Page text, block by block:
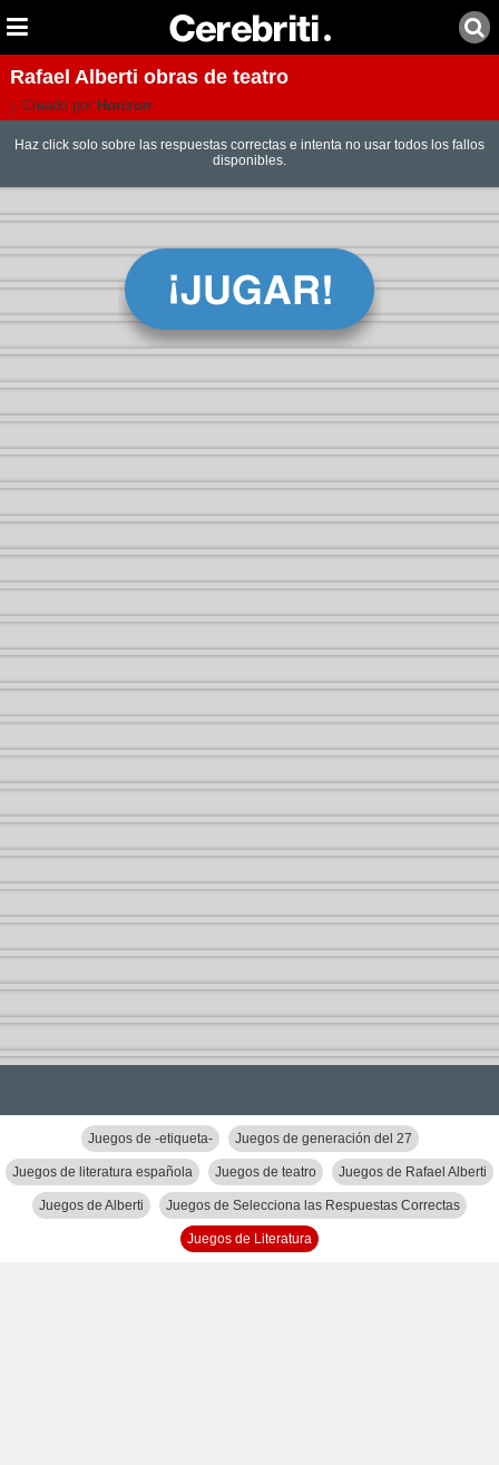
Rafael Alberti obras de teatro
Creado por: Horizon
Haz click solo sobre las respuestas correctas e intenta no usar todos los fallos
disponibles.
Juegos de -etiqueta- Juegos de generación del 27
Juegos de literatura española Juegos de teatro Juegos de Rafael Alberti
Juegos de Alberti Juegos de Selecciona las Respuestas Correctas
Juegos de Literatura